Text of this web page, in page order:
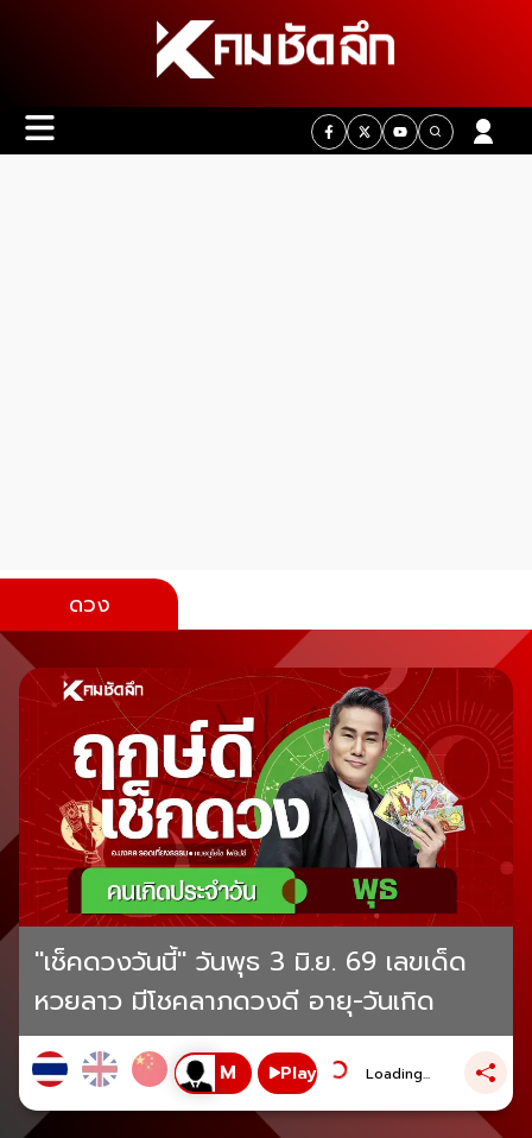
ดวง
"เช็คดวงวันนี้" วันพุธ 3 มิ.ย. 69 เลขเด็ด
หวยลาว มีโชคลาภดวงดี อายุ-วันเกิด
Play Loading...